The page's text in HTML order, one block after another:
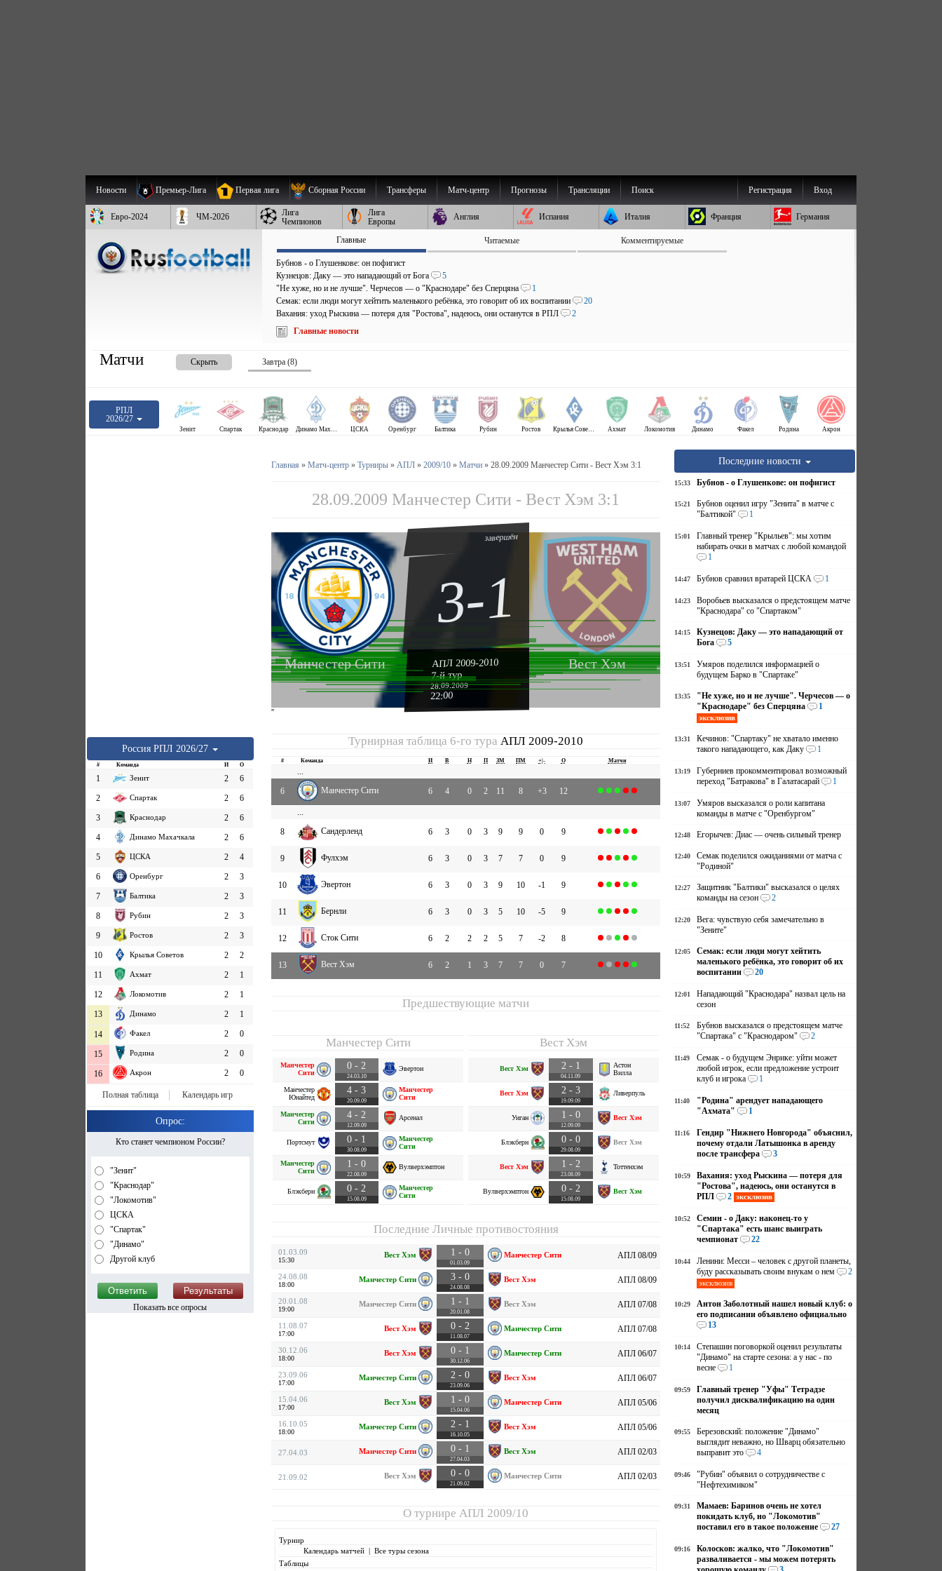
Новости Премьер-Лига Первая лига Сборная России Трансферы Матч-центр Прогнозы Трансляции Поиск Вход
Регистрация
Евро-2024 ЧМ-2026
Лига
Чемпионов
Лига
Европы
Англия Испания Италия Франция Германия
Главные Читаемые Комментируемые
Бубнов - о Глушенкове: он пофигист
Кузнецов: Даку — это нападающий от Бога
5
"Не хуже, но и не лучше". Черчесов — о "Краснодаре" без Сперцяна
1
Семак: если люди могут хейтить маленького ребёнка, это говорит об их воспитании
20
Вахания: уход Рыскина — потеря для "Ростова", надеюсь, они останутся в РПЛ
2
Главные новости
Матчи Скрыть Завтра (8)
РПЛ
2026/27
Зенит Спартак Краснодар Динамо Махачкала ЦСКА Оренбург Балтика Рубин Ростов Крылья Советов Ахмат Локомотив Динамо Факел Родина Акрон
Россия РПЛ 2026/27
# Команда И О
1 Зенит 2
6
2
Спартак 2
6
3
Краснодар 2
6
4
Динамо Махачкала 2
6
5
ЦСКА 2
4
6
Оренбург 2
3
7
Балтика 2
3
8
Рубин 2
3
9
Ростов 2
3
10
Крылья Советов 2
2
11
Ахмат 2
1
12
Локомотив 2
1
13
Динамо 2 1
14 Факел 2 0
15 Родина 2 0
16 Акрон 2 0
Полная таблица Календарь игр
Опрос:
Кто станет чемпионом России?
"Зенит"
"Краснодар"
"Локомотив"
ЦСКА
"Спартак"
"Динамо"
Другой клуб
Показать все опросы
Главная » Матч-центр» Турниры» АПЛ» 2009/10» Матчи» 28.09.2009 Манчестер Сити - Вест Хэм 3:1
28.09.2009 Манчестер Сити - Вест Хэм 3:1
Манчестер Сити Вест Хэм
завершён
3-1
АПЛ 2009-2010
7-й тур
28.09.2009
22:00
''
Турнирная таблица 6-го тураАПЛ 2009-2010
# Команда И В Н П ЗМ ПМ +|- О Матчи
...
6
Манчестер Сити 6 4 0 2 11 8 +3 12
...
8
Сандерленд 6 3 0 3 9 9 0 9
9 Фулхэм 6 3 0 3 7 7 0 9
10 Эвертон 6 3 0 3 9 10 -1 9
11 Бернли 6 3 0 3 5 10 -5 9
12 Сток Сити 6 2 2 2 5 7 -2 8
13 Вест Хэм 6 2 1 3 7 7 0 7
Предшествующие матчи
Манчестер Сити
Манчестер
Сити
0 - 2
24.03.10
Эвертон
Манчестер
Юнайтед
4 - 3
20.09.09
Манчестер
Сити
Манчестер
Сити
4 - 2
12.09.09
Арсенал
Портсмут 0 - 1
30.08.09
Манчестер
Сити
Манчестер
Сити
1 - 0
22.08.09
Вулверхэмптон
Блэкберн 0 - 2
15.08.09
Манчестер
Сити
Вест Хэм
Вест Хэм 2 - 1
04.11.09
Астон
Вилла
Вест Хэм 2 - 3
19.09.09
Ливерпуль
Уиган 1 - 0
12.09.09
Вест Хэм
Блэкберн 0 - 0
29.08.09
Вест Хэм
Вест Хэм 1 - 2
23.08.09
Тоттенхэм
Вулверхэмптон 0 - 2
15.08.09
Вест Хэм
Последние Личные противостояния
01.03.09
15:30
Вест Хэм 1 - 0
01.03.09
Манчестер Сити АПЛ 08/09
24.08.08
18:00
Манчестер Сити 3 - 0
24.08.08
Вест Хэм АПЛ 08/09
20.01.08
19:00
Манчестер Сити 1 - 1
20.01.08
Вест Хэм АПЛ 07/08
11.08.07
17:00
Вест Хэм 0 - 2
11.08.07
Манчестер Сити АПЛ 07/08
30.12.06
18:00
Вест Хэм 0 - 1
30.12.06
Манчестер Сити АПЛ 06/07
23.09.06
17:00
Манчестер Сити 2 - 0
23.09.06
Вест Хэм АПЛ 06/07
15.04.06
17:00
Вест Хэм 1 - 0
15.04.06
Манчестер Сити АПЛ 05/06
16.10.05
18:00
Манчестер Сити 2 - 1
16.10.05
Вест Хэм АПЛ 05/06
27.04.03 Манчестер Сити 0 - 1
27.04.03
Вест Хэм АПЛ 02/03
21.09.02 Вест Хэм 0 - 0
21.09.02
Манчестер Сити АПЛ 02/03
О турнире АПЛ 2009/10
Турнир
Календарь матчей| Все туры сезона
Таблицы
Последние новости
15:33 Бубнов - о Глушенкове: он пофигист
15:21
Бубнов оценил игру "Зенита" в матче с
"Балтикой"
1
15:01
Главный тренер "Крыльев": мы хотим
набирать очки в матчах с любой командой
1
14:47 Бубнов сравнил вратарей ЦСКА 1
14:23
Воробьев высказался о предстоящем матче
"Краснодара" со "Спартаком"
14:15
Кузнецов: Даку — это нападающий от
Бога
5
13:51
Умяров поделился информацией о
будущем Барко в "Спартаке"
13:35
"Не хуже, но и не лучше". Черчесов — о
"Краснодаре" без Сперцяна
1
эксклюзив
13:31
Кечинов: "Спартаку" не хватало именно
такого нападающего, как Даку
1
13:19
Губерниев прокомментировал возможный
переход "Батракова" в Галатасарай
1
13:07
Умяров высказался о роли капитана
команды в матче с "Оренбургом"
12:48 Егорычев: Диас — очень сильный тренер
12:40
Семак поделился ожиданиями от матча с
"Родиной"
12:27
Защитник "Балтики" высказался о целях
команды на сезон
2
12:20
Вега: чувствую себя замечательно в
"Зените"
12:05
Семак: если люди могут хейтить
маленького ребёнка, это говорит об их
воспитании
20
12:01
Нападающий "Краснодара" назвал цель на
сезон
11:52
Бубнов высказался о предстоящем матче
"Спартака" с "Краснодаром"
2
11:49
Семак - о будущем Энрике: уйти может
любой игрок, если предложение устроит
клуб и игрока
1
11:40
"Родина" арендует нападающего
"Ахмата"
1
11:16
Гендир "Нижнего Новгорода" объяснил,
почему отдали Латышонка в аренду
после трансфера
3
10:59
Вахания: уход Рыскина — потеря для
"Ростова", надеюсь, они останутся в
РПЛ
2 эксклюзив
10:52
Семин - о Даку: наконец-то у
"Спартака" есть шанс выиграть
чемпионат
22
10:44
Ленини: Месси – человек с другой планеты,
буду рассказывать своим внукам о нем
2
эксклюзив
10:29
Антон Заболотный нашел новый клуб: о
его подписании объявлено официально
13
10:14
Степашин поговоркой оценил результаты
"Динамо" на старте сезона: а у нас - по
весне
1
09:59
Главный тренер "Уфы" Тетрадзе
получил дисквалификацию на один
месяц
09:55
Березовский: положение "Динамо"
выглядит неважно, но Шварц обязательно
выправит это
4
09:46
"Рубин" объявил о сотрудничестве с
"Нефтехимиком"
09:31
Мамаев: Баринов очень не хотел
покидать клуб, но "Локомотив"
поставил его в такое положение
27
09:16
Колосков: жалко, что "Локомотив"
разваливается - мы можем потерять